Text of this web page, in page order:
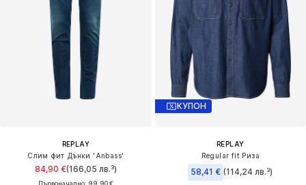
REPLAY
Слим фит Дънки 'Anbass'
84,90 €(166,05 лв.³)
Първоначално: 99,90 €
КУПОН
REPLAY
Regular fit Риза
58,41 € (114,24 лв.³)